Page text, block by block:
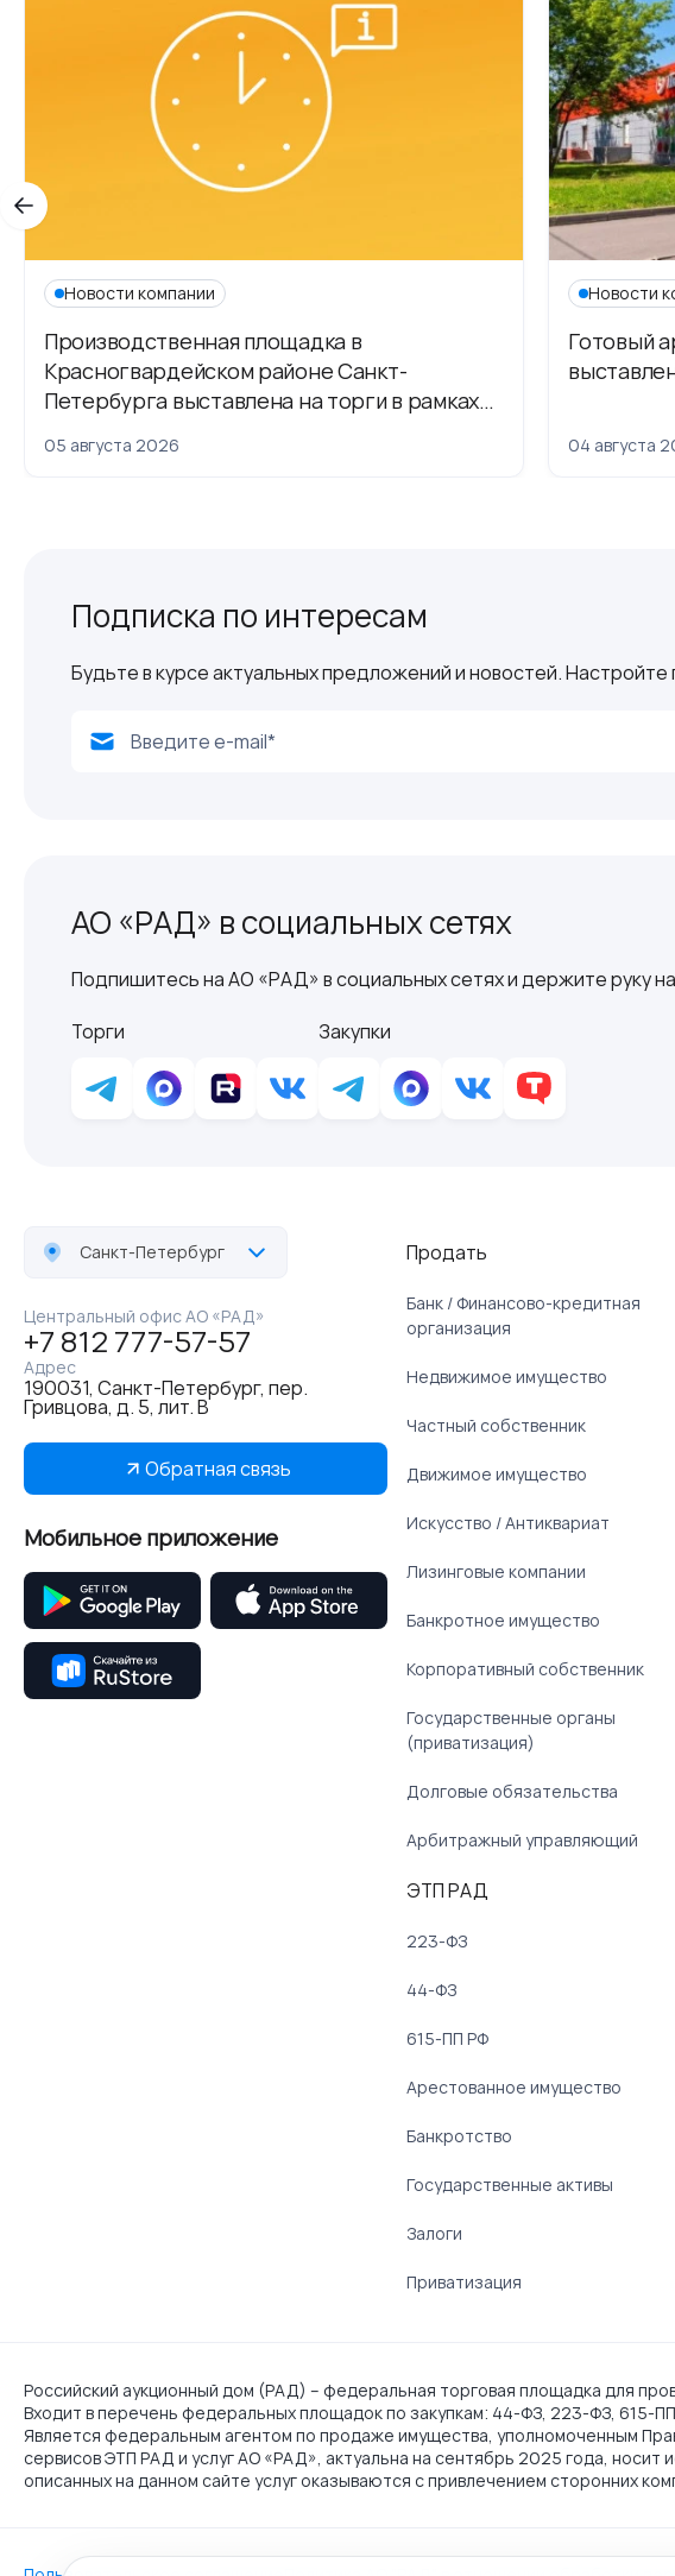
Новости компании
Производственная площадка в
Красногвардейском районе Санкт-
Петербурга выставлена на торги в рамках
05 августа 2026
Новости
Готовый
04 августа
Подписка по интересам
Будьте в курсе актуальных предложений и новостей.
АО «РАД» в социальных сетях
Подпишитесь на АО «РАД» в социальных сетях и держите руку
Торги
Закупки
Санкт-Петербург
Центральный офис АО «РАД»
+7 812 777-57-57
Адрес
190031, Санкт-Петербург, пер.
Гривцова, д. 5, лит. В
Обратная связь
Мобильное приложение
Продать
Банк / Финансово-кредитная
организация
Недвижимое имущество
Частный собственник
Движимое имущество
Искусство / Антиквариат
Лизинговые компании
Банкротное имущество
Корпоративный собственник
Государственные органы
(приватизация)
Долговые обязательства
Арбитражный управляющий
ЭТП РАД
223-ФЗ
44-ФЗ
615-ПП РФ
Арестованное имущество
Банкротство
Государственные активы
Залоги
Приватизация
Российский аукционный дом (РАД) – федеральная торговая площадка для
Входит в перечень федеральных площадок по закупкам: 44-ФЗ, 223-ФЗ, 615-
Является федеральным агентом по продаже имущества, уполномоченным
сервисов ЭТП РАД и услуг АО «РАД», актуальна на сентябрь 2025 года,
описанных на данном сайте услуг оказываются с привлечением сторонних